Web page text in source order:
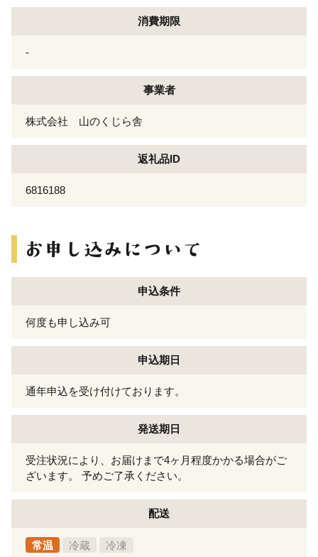
消費期限
-
事業者
株式会社 山のくじら舎
返礼品ID
6816188
申込条件
何度も申し込み可
申込期日
通年申込を受け付けております。
発送期日
受注状況により、お届けまで4ヶ月程度かかる場合がご
ざいます。 予めご了承ください。
配送
常温 冷蔵 冷凍